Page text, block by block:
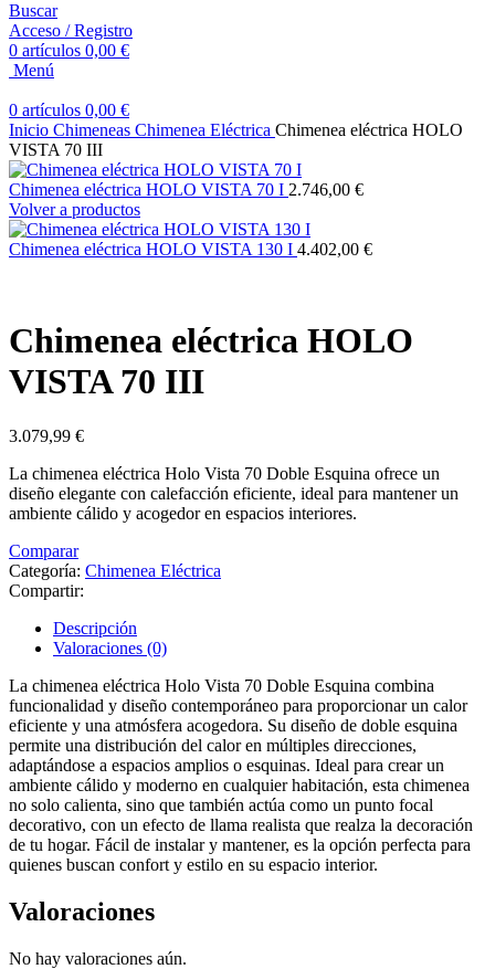
Buscar
Acceso / Registro
0 artículos 0,00 €
Menú
0 artículos 0,00 €
Inicio Chimeneas Chimenea Eléctrica Chimenea eléctrica HOLO
VISTA 70 III
Chimenea eléctrica HOLO VISTA 70 I 2.746,00 €
Volver a productos
Chimenea eléctrica HOLO VISTA 130 I 4.402,00 €
Chimenea eléctrica HOLO
VISTA 70 III
3.079,99 €
La chimenea eléctrica Holo Vista 70 Doble Esquina ofrece un
diseño elegante con calefacción eficiente, ideal para mantener un
ambiente cálido y acogedor en espacios interiores.
Comparar
Categoría: Chimenea Eléctrica
Compartir:
Descripción
Valoraciones (0)
La chimenea eléctrica Holo Vista 70 Doble Esquina combina
funcionalidad y diseño contemporáneo para proporcionar un calor
eficiente y una atmósfera acogedora. Su diseño de doble esquina
permite una distribución del calor en múltiples direcciones,
adaptándose a espacios amplios o esquinas. Ideal para crear un
ambiente cálido y moderno en cualquier habitación, esta chimenea
no solo calienta, sino que también actúa como un punto focal
decorativo, con un efecto de llama realista que realza la decoración
de tu hogar. Fácil de instalar y mantener, es la opción perfecta para
quienes buscan confort y estilo en su espacio interior.
Valoraciones
No hay valoraciones aún.